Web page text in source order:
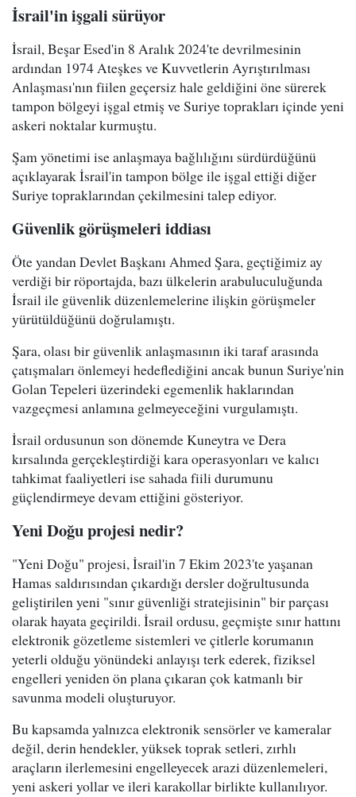
İsrail'in işgali sürüyor
İsrail, Beşar Esed'in 8 Aralık 2024'te devrilmesinin
ardından 1974 Ateşkes ve Kuvvetlerin Ayrıştırılması
Anlaşması'nın fiilen geçersiz hale geldiğini öne sürerek
tampon bölgeyi işgal etmiş ve Suriye toprakları içinde yeni
askeri noktalar kurmuştu.
Şam yönetimi ise anlaşmaya bağlılığını sürdürdüğünü
açıklayarak İsrail'in tampon bölge ile işgal ettiği diğer
Suriye topraklarından çekilmesini talep ediyor.
Güvenlik görüşmeleri iddiası
Öte yandan Devlet Başkanı Ahmed Şara, geçtiğimiz ay
verdiği bir röportajda, bazı ülkelerin arabuluculuğunda
İsrail ile güvenlik düzenlemelerine ilişkin görüşmeler
yürütüldüğünü doğrulamıştı.
Şara, olası bir güvenlik anlaşmasının iki taraf arasında
çatışmaları önlemeyi hedeflediğini ancak bunun Suriye'nin
Golan Tepeleri üzerindeki egemenlik haklarından
vazgeçmesi anlamına gelmeyeceğini vurgulamıştı.
İsrail ordusunun son dönemde Kuneytra ve Dera
kırsalında gerçekleştirdiği kara operasyonları ve kalıcı
tahkimat faaliyetleri ise sahada fiili durumunu
güçlendirmeye devam ettiğini gösteriyor.
Yeni Doğu projesi nedir?
"Yeni Doğu" projesi, İsrail'in 7 Ekim 2023'te yaşanan
Hamas saldırısından çıkardığı dersler doğrultusunda
geliştirilen yeni "sınır güvenliği stratejisinin" bir parçası
olarak hayata geçirildi. İsrail ordusu, geçmişte sınır hattını
elektronik gözetleme sistemleri ve çitlerle korumanın
yeterli olduğu yönündeki anlayışı terk ederek, fiziksel
engelleri yeniden ön plana çıkaran çok katmanlı bir
savunma modeli oluşturuyor.
Bu kapsamda yalnızca elektronik sensörler ve kameralar
değil, derin hendekler, yüksek toprak setleri, zırhlı
araçların ilerlemesini engelleyecek arazi düzenlemeleri,
yeni askeri yollar ve ileri karakollar birlikte kullanılıyor.